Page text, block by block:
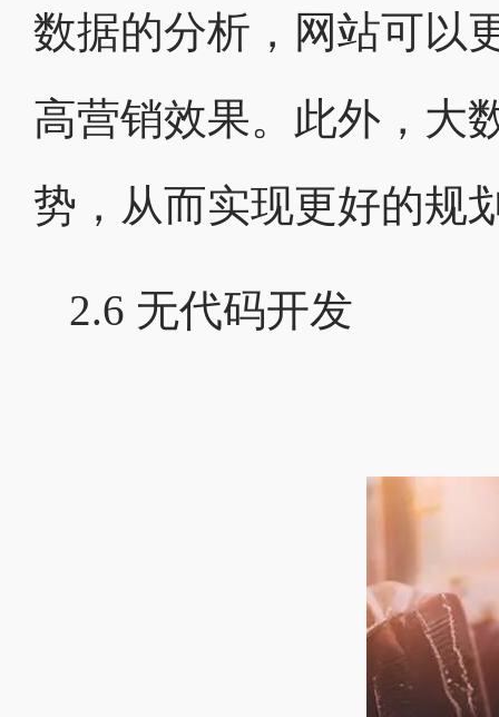
数据的分析，网站可以
高营销效果。此外，大
势，从而实现更好的规
2.6 无代码开发